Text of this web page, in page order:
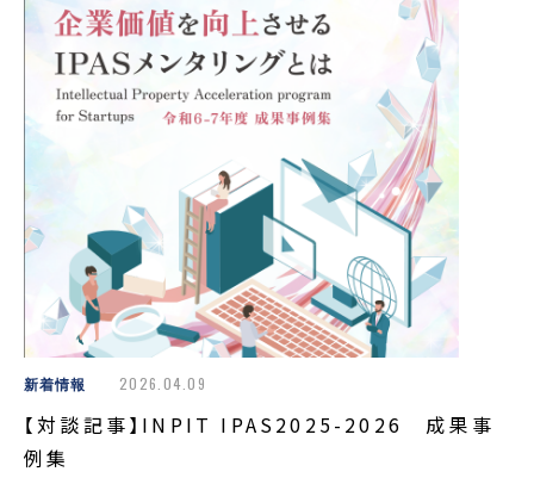
新着情報 2026.04.09
【対談記事】INPIT IPAS2025-2026 成果事
例集